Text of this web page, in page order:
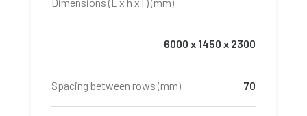
6000 x 1450 x 2300
Spacing between rows (mm) 70